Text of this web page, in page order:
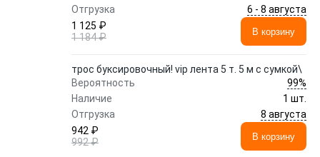
Отгрузка
6 - 8 августа
1 125 ₽
1 184 ₽
В корзину
трос буксировочный! vip лента 5 т. 5 м с сумкой\
Вероятность
99%
Наличие
1 шт.
Отгрузка
8 августа
942 ₽
992 ₽
В корзину